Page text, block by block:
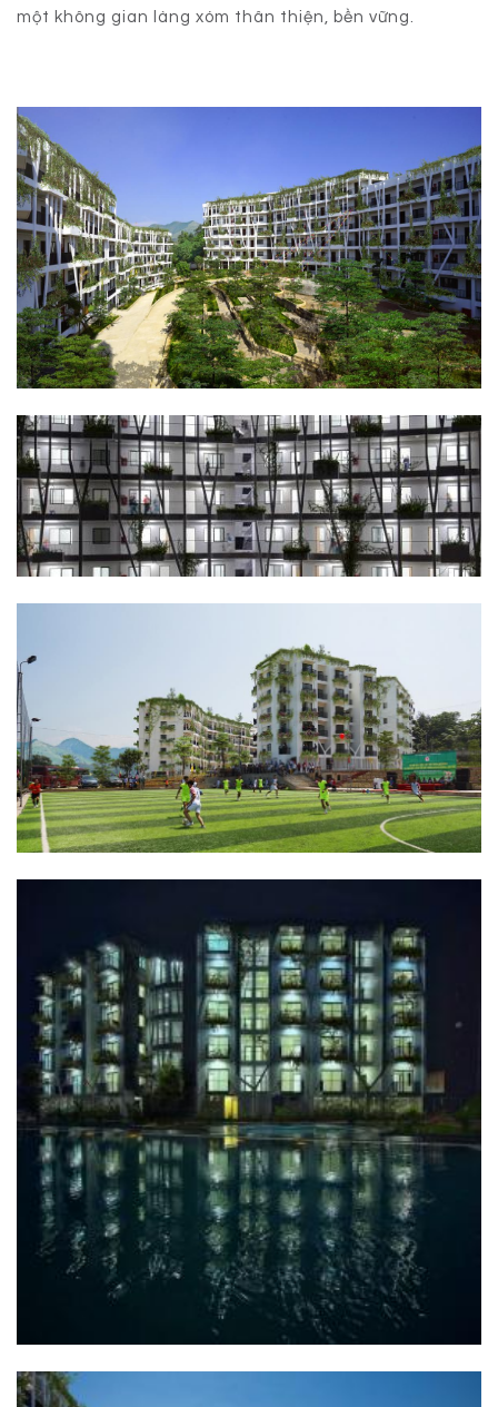
một không gian làng xóm thân thiện, bền vững.